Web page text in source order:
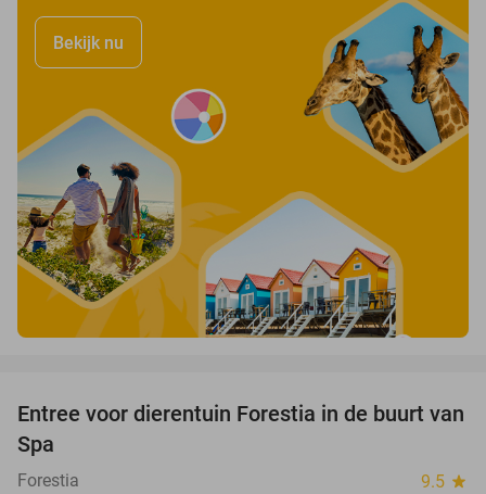
Bekijk nu
15%
Entree voor dierentuin Forestia in de buurt van
Spa
Forestia 9.5 star